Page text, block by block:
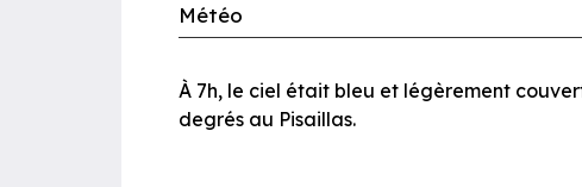
Météo
À 7h, le ciel était bleu et légèrement
degrés au Pisaillas.